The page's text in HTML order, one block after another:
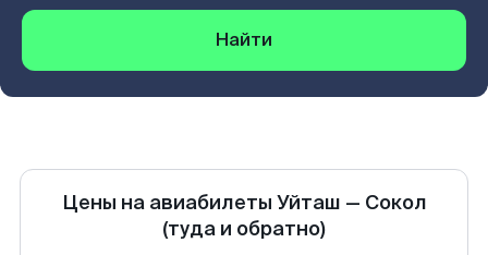
Найти
Цены на авиабилеты Уйташ — Сокол
(туда и обратно)